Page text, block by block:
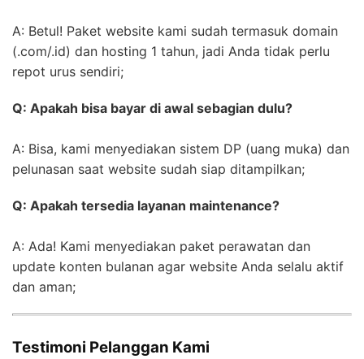
A: Betul! Paket website kami sudah termasuk domain
(.com/.id) dan hosting 1 tahun, jadi Anda tidak perlu
repot urus sendiri;
Q: Apakah bisa bayar di awal sebagian dulu?
A: Bisa, kami menyediakan sistem DP (uang muka) dan
pelunasan saat website sudah siap ditampilkan;
Q: Apakah tersedia layanan maintenance?
A: Ada! Kami menyediakan paket perawatan dan
update konten bulanan agar website Anda selalu aktif
dan aman;
Testimoni Pelanggan Kami